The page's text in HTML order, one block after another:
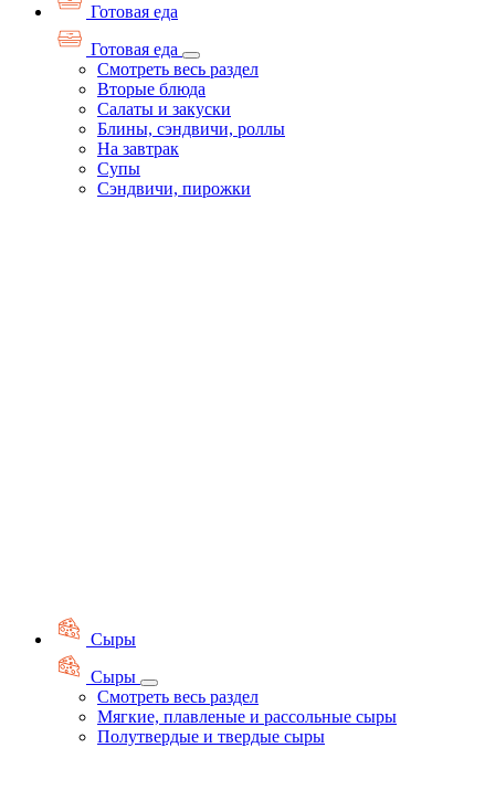
Готовая еда
Готовая еда
Смотреть весь раздел
Вторые блюда
Салаты и закуски
Блины, сэндвичи, роллы
На завтрак
Супы
Сэндвичи, пирожки
Сыры
Сыры
Смотреть весь раздел
Мягкие, плавленые и рассольные сыры
Полутвердые и твердые сыры